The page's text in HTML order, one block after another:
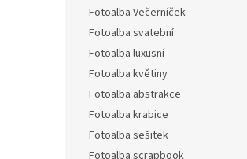
Fotoalba Večerníček
Fotoalba svatební
Fotoalba luxusní
Fotoalba květiny
Fotoalba abstrakce
Fotoalba krabice
Fotoalba sešitek
Fotoalba scrapbook